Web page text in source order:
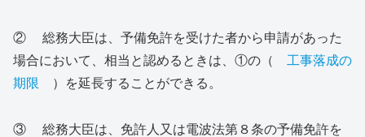
② 総務大臣は、予備免許を受けた者から申請があった
場合において、相当と認めるときは、①の（ 工事落成の
期限 ）を延長することができる。
③ 総務大臣は、免許人又は電波法第８条の予備免許を